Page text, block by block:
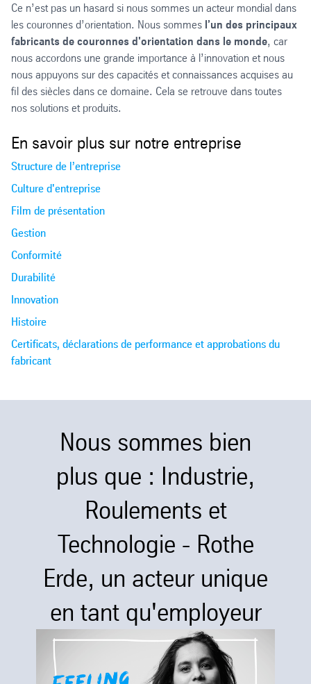
Ce n’est pas un hasard si nous sommes un acteur mondial dans
les couronnes d’orientation. Nous sommes l’un des principaux
fabricants de couronnes d'orientation dans le monde, car
nous accordons une grande importance à l’innovation et nous
nous appuyons sur des capacités et connaissances acquises au
fil des siècles dans ce domaine. Cela se retrouve dans toutes
nos solutions et produits.
En savoir plus sur notre entreprise
Structure de l’entreprise
Culture d'entreprise
Film de présentation
Gestion
Conformité
Durabilité
Innovation
Histoire
Certificats, déclarations de performance et approbations du
fabricant
Nous sommes bien
plus que : Industrie,
Roulements et
Technologie - Rothe
Erde, un acteur unique
en tant qu'employeur